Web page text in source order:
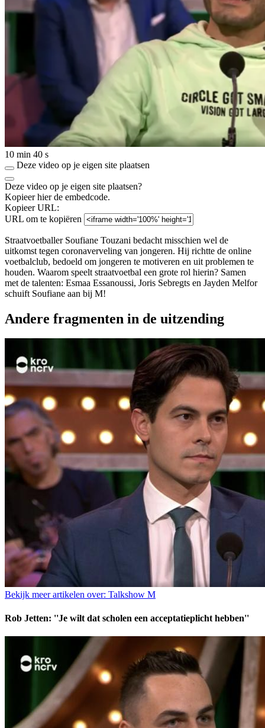
10 min 40 s
Deze video op je eigen site plaatsen
Deze video op je eigen site plaatsen?
Kopieer hier de embedcode.
Kopieer URL:
URL om te kopiëren
Straatvoetballer Soufiane Touzani bedacht misschien wel de
uitkomst tegen coronaverveling van jongeren. Hij richtte de online
voetbalclub, bedoeld om jongeren te motiveren en uit problemen te
houden. Waarom speelt straatvoetbal een grote rol hierin? Samen
met de talenten: Esmaa Essanoussi, Joris Sebregts en Jayden Melfor
schuift Soufiane aan bij M!
Andere fragmenten in de uitzending
Bekijk meer artikelen over: Talkshow M
Rob Jetten: ''Je wilt dat scholen een acceptatieplicht hebben''